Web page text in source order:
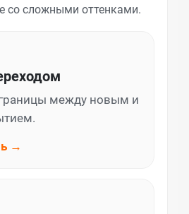
со сложными оттенками.
между новым и
→